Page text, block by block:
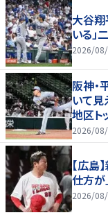
大谷翔
いる」
2026/
阪神・
いて見
地区ト
2026/
【広島
仕方が
2026/